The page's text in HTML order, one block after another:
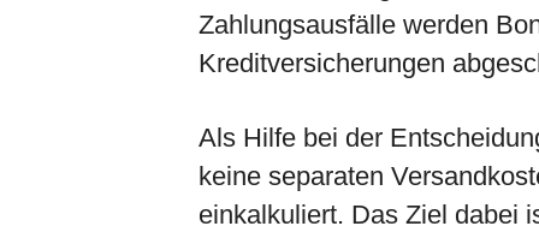
Zahlungsausfälle werden
Kreditversicherungen
Als Hilfe bei der
keine separaten
einkalkuliert. Das Ziel dabei